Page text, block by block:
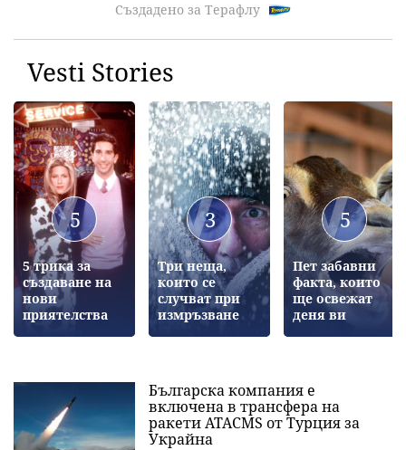
Създадено за Терафлу
Vesti Stories
5
5 трика за
създаване на
нови
приятелства
3
Три неща,
които се
случват при
измръзване
5
Пет забавни
факта, които
ще освежат
деня ви
Българска компания е
включена в трансфера на
ракети ATACMS от Турция за
Украйна